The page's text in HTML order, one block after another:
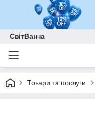
СвітВанна
Товари та послуги